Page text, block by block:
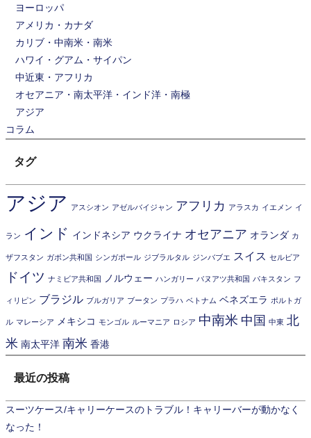
ヨーロッパ
アメリカ・カナダ
カリブ・中南米・南米
ハワイ・グアム・サイパン
中近東・アフリカ
オセアニア・南太平洋・インド洋・南極
アジア
コラム
タグ
アジア アスシオン アゼルバイジャン アフリカ アラスカ イエメン イ
ラン インド インドネシア ウクライナ オセアニア オランダ カ
ザフスタン ガボン共和国 シンガポール ジブラルタル ジンバブエ スイス セルビア
ドイツ ナミビア共和国 ノルウェー ハンガリー バヌアツ共和国 パキスタン フ
ィリピン ブラジル ブルガリア ブータン プラハ ベトナム ベネズエラ ポルトガ
ル マレーシア メキシコ モンゴル ルーマニア ロシア 中南米 中国 中東 北
米 南太平洋 南米 香港
最近の投稿
スーツケース/キャリーケースのトラブル！キャリーバーが動かなく
なった！